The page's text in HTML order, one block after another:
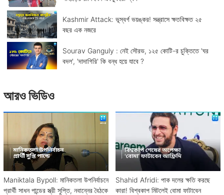
Kashmir Attack: ভূস্বর্গ ভয়ঙ্কর! সন্ত্রাসে ক্ষতবিক্ষত ২৫
বছর এক নজরে
Sourav Ganguly : নেই সৌরভ, ১২৫ কোটি-র চুক্তিতে 'ঘর
বদল', 'দাদাগিরি' কি বন্ধ হয়ে যাবে ?
আরও ভিডিও
Maniktala Bypoll: মানিকতলা উপনির্বাচনে
প্রার্থী সাধন পান্ডের স্ত্রী সুপ্তি, নবান্নের বৈঠকে
Shahid Afridi: পাক দলের ক্ষতি করছে
কারা! বিশ্বকাপ মিটলেই বোমা ফাটাবেন